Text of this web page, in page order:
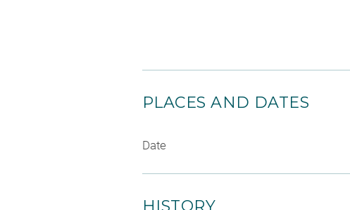
PLACES AND DATES
Date
HISTORY